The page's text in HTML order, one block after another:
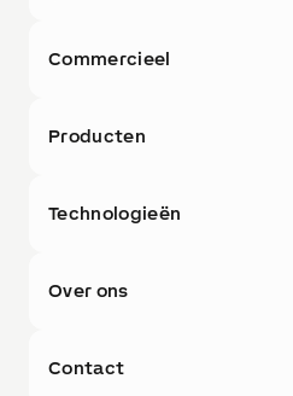
Commercieel
Producten
Technologieën
Over ons
Contact